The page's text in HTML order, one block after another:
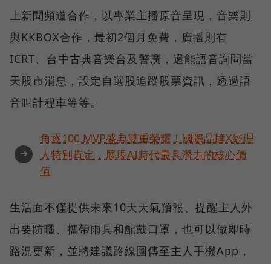
上新聞頻道合作，以專業主播原音呈現，音樂則
與KKBOX合作，最初2個月免費，廣播則有
ICRT、台中古典音樂台及警廣，還能語音詢問當
天股市消息，設定自選股追蹤股票資訊，透過語
音叫計程車等等。
➜
角逐100 MVP盛典雙重榮耀！國際品牌X經理
人特別肯定，展現AI時代最具潛力的核心價
值
生活面不僅提供未來10天天氣預報、提醒主人外
出要防曬、攜帶雨具和配戴口罩，也可以做即時
路況更新，並將建議路線圖傳至主人手機App，